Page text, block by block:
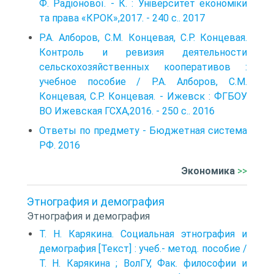
Ф. Радіонової. - К. : Університет економіки
та права «КРОК»,2017. - 240 с.. 2017
Р.А. Алборов, С.М. Концевая, С.Р. Концевая.
Контроль и ревизия деятельности
сельскохозяйственных кооперативов :
учебное пособие / Р.А. Алборов, С.М.
Концевая, С.Р. Концевая. - Ижевск : ФГБОУ
ВО Ижевская ГСХА,2016. - 250 с.. 2016
Ответы по предмету - Бюджетная система
РФ. 2016
Экономика >>
Этнография и демография
Этнография и демография
Т. Н. Карякина. Социальная этнография и
демография [Текст] : учеб.- метод. пособие /
Т. Н. Карякина ; ВолГУ, Фак. философии и